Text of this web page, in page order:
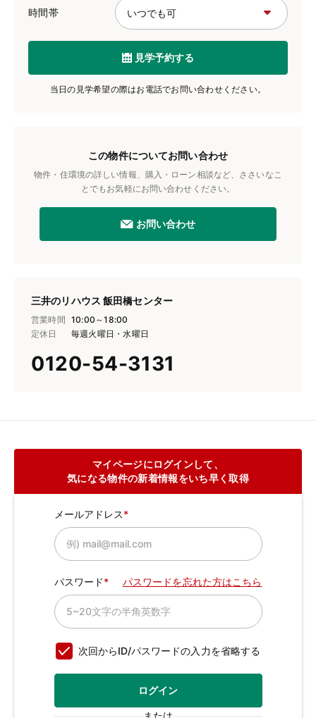
時間帯
見学予約する
当日の見学希望の際はお電話でお問い合わせください。
この物件についてお問い合わせ
物件・住環境の詳しい情報、購入・ローン相談など、ささいなこ
とでもお気軽にお問い合わせください。
お問い合わせ
三井のリハウス 飯田橋センター
営業時間 10:00～18:00
定休日
毎週火曜日・水曜日
0120-54-3131
マイページにログインして、
気になる物件の新着情報をいち早く取得
メールアドレス
パスワード パスワードを忘れた方はこちら
次回からID/パスワードの入力を省略する
ログイン
または